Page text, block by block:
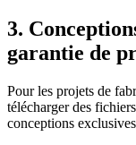
3.
garantie de
Pour les projets de
télécharger des
conceptions